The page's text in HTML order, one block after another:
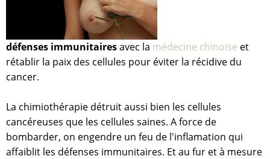
défenses immunitairesavec la médecine chinoise et
rétablir la paix des cellules pour éviter la récidive du
cancer.
La chimiothérapie détruit aussi bien les cellules
cancéreuses que les cellules saines. A force de
bombarder, on engendre un feu de l'inflamation qui
affaiblit les défenses immunitaires. Et au fur et à mesure